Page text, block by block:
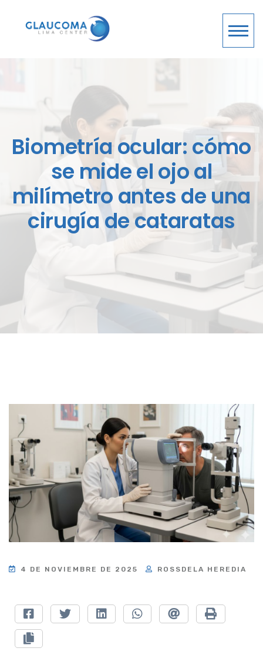
Biometría ocular: cómo
se mide el ojo al
milímetro antes de una
cirugía de cataratas
4 DE NOVIEMBRE DE 2025 ROSSDELA HEREDIA